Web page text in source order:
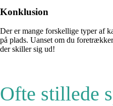
Konklusion
Der er mange forskellige typer af
på plads. Uanset om du
der skiller sig ud!
Ofte stillede